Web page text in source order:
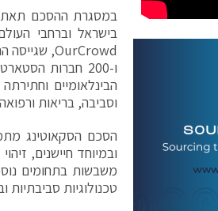
בישראל וברחבי
הבינלאומיים
וסביבה, בריאות
הסכם הסקאוטינג
ובמיוחד חיישנים,
משבשות בתחומים
טכנולוגיות סביבתיות